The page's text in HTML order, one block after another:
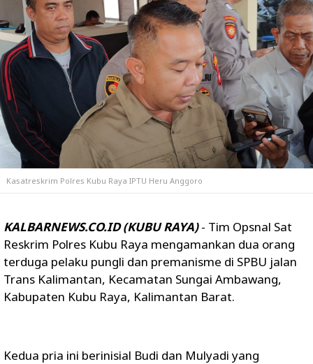
Kasatreskrim Polres Kubu Raya IPTU Heru Anggoro
KALBARNEWS.CO.ID (KUBU RAYA)- Tim Opsnal Sat
Reskrim Polres Kubu Raya mengamankan dua orang
terduga pelaku pungli dan premanisme di SPBU jalan
Trans Kalimantan, Kecamatan Sungai Ambawang,
Kabupaten Kubu Raya, Kalimantan Barat.
Kedua pria ini berinisial Budi dan Mulyadi yang